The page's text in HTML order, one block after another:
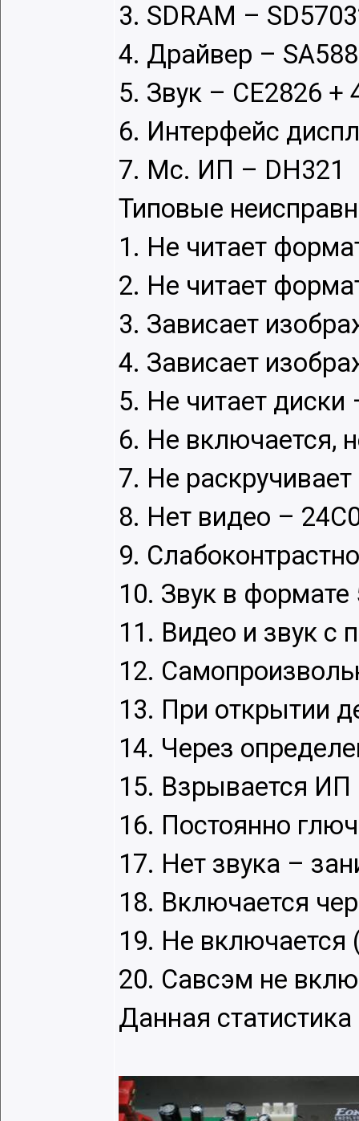
3. SDRAM –
4. Драйвер –
5. Звук – CE2826 +
6. Интерфейс
7. Мс. ИП – DH321
Типовые
1. Не читает
2. Не читает
3. Зависает
4. Зависает
5. Не читает
6. Не включается,
7. Не
8. Нет видео –
9.
10. Звук в формате
11. Видео и звук с
12.
13. При открытии
14. Через
15. Взрывается ИП
16. Постоянно
17. Нет звука –
18. Включается
19. Не включается
20. Савсэм не
Данная